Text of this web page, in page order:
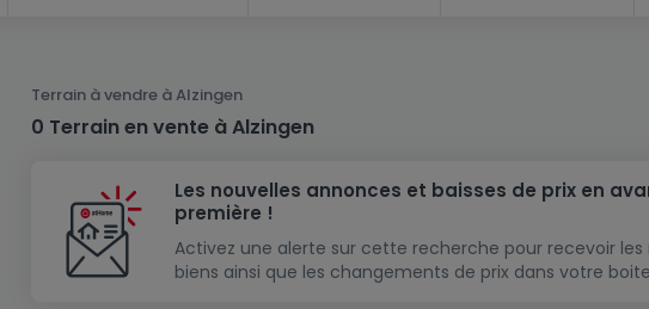
Maison
Maison mitoyenne
Maison jumelée
Appartement
Chambre
Studio
Résidence
Lotissement
Maison à construire
Modèle de maison
Immeuble de rapport
Terrain à vendre à Alzingen
0 Terrain en vente à Alzingen
Les nouvelles annonces et baisses de prix en
première !
Activez une alerte sur cette recherche pour recevoir les
biens ainsi que les changements de prix dans votre